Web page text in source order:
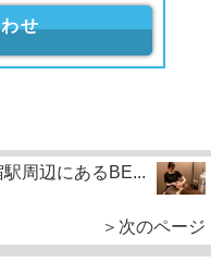
せ
駅周辺にあるBE...
＞次のページ